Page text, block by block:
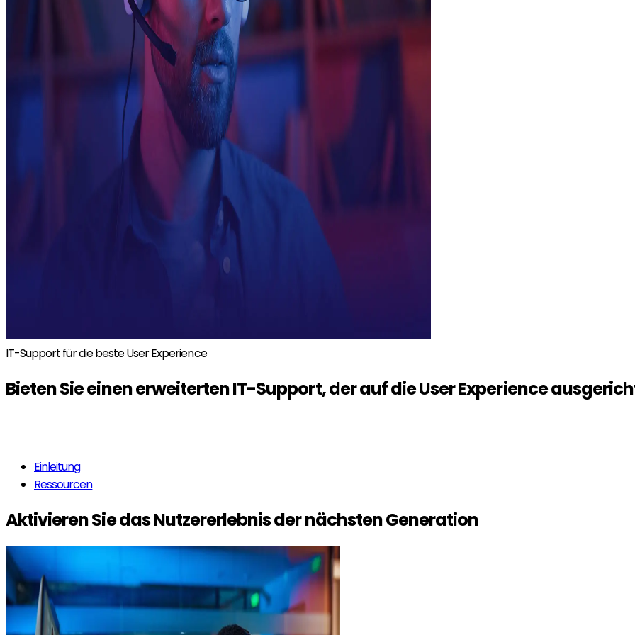
IT-Support für die beste User Experience
Bieten Sie einen erweitertenIT-Support, der auf die User Experience
Einleitung
Ressourcen
Aktivieren Sie das Nutzererlebnis der nächsten Generation